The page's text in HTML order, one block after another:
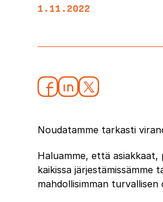
1.11.2022
Noudatamme tarkasti
Haluamme, että
kaikissa järjestämissämme
mahdollisimman